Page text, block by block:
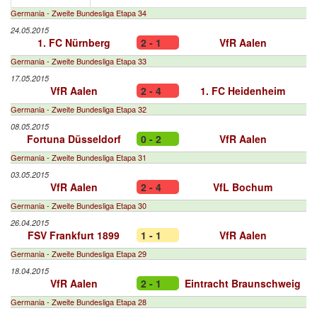
Germania - Zweite Bundesliga Etapa 34
24.05.2015
1. FC Nürnberg 2 - 1 VfR Aalen
Germania - Zweite Bundesliga Etapa 33
17.05.2015
VfR Aalen 2 - 4 1. FC Heidenheim
Germania - Zweite Bundesliga Etapa 32
08.05.2015
Fortuna Düsseldorf 0 - 2 VfR Aalen
Germania - Zweite Bundesliga Etapa 31
03.05.2015
VfR Aalen 2 - 4 VfL Bochum
Germania - Zweite Bundesliga Etapa 30
26.04.2015
FSV Frankfurt 1899 1 - 1 VfR Aalen
Germania - Zweite Bundesliga Etapa 29
18.04.2015
VfR Aalen 2 - 1 Eintracht Braunschweig
Germania - Zweite Bundesliga Etapa 28